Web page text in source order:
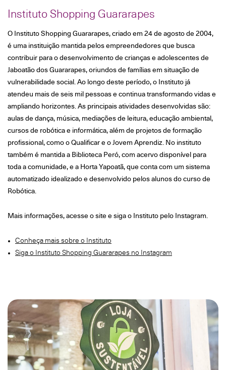
Instituto Shopping Guararapes
O Instituto Shopping Guararapes, criado em 24 de agosto de 2004,
é uma instituição mantida pelos empreendedores que busca
contribuir para o desenvolvimento de crianças e adolescentes de
Jaboatão dos Guararapes, oriundos de famílias em situação de
vulnerabilidade social. Ao longo deste período, o Instituto já
atendeu mais de seis mil pessoas e continua transformando vidas e
ampliando horizontes. As principais atividades desenvolvidas são:
aulas de dança, música, mediações de leitura, educação ambiental,
cursos de robótica e informática, além de projetos de formação
profissional, como o Qualificar e o Jovem Aprendiz. No instituto
também é mantida a Biblioteca Peró, com acervo disponível para
toda a comunidade, e a Horta Yapoatã, que conta com um sistema
automatizado idealizado e desenvolvido pelos alunos do curso de
Robótica.
Mais informações, acesse o site e siga o Instituto pelo Instagram.
Conheça mais sobre o Instituto
Siga o Instituto Shopping Guararapes no Instagram